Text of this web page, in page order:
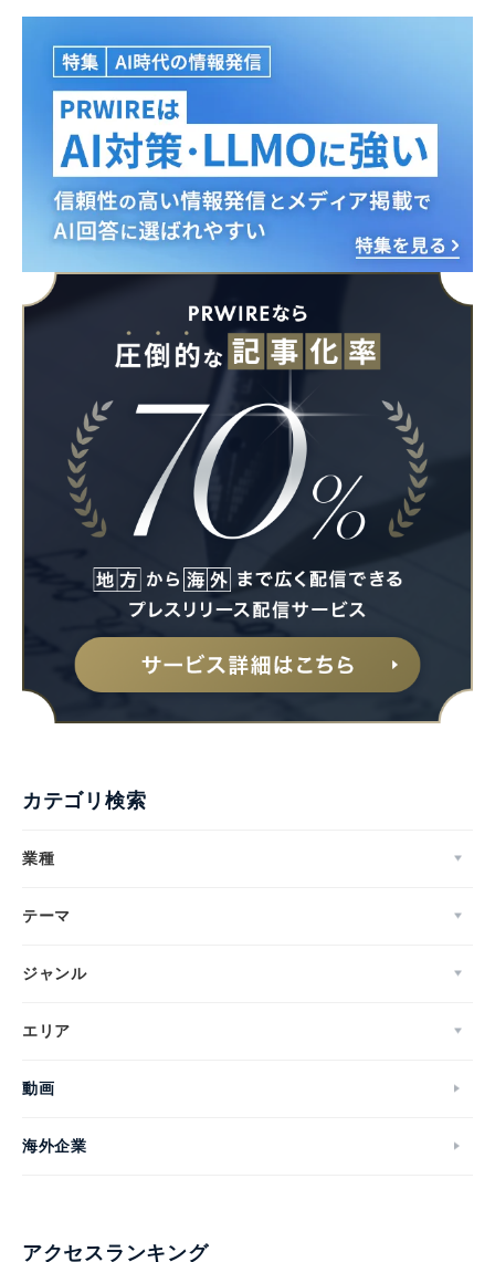
カテゴリ検索
業種
テーマ
ジャンル
エリア
動画
海外企業
アクセスランキング